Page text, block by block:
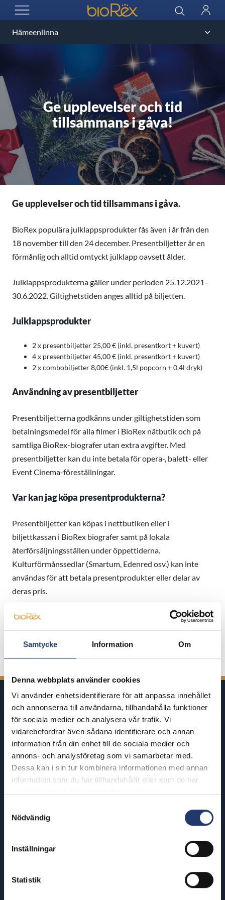
Samtycke Information Om
Denna webbplats använder cookies
Vi använder enhetsidentifierare för att anpassa innehållet
och annonserna till användarna, tillhandahålla funktioner
för sociala medier och analysera vår trafik. Vi
vidarebefordrar även sådana identifierare och annan
information från din enhet till de sociala medier och
annons- och analysföretag som vi samarbetar med.
Dessa kan i sin tur kombinera informationen med annan
information som du har tillhandahållit eller som de har
Nödvändig
Inställningar
Statistik
ÖPPNA MENYN
BioRex Cinemas Sök
Logga
Ge upplevelser och tid
tillsammans i gåva!
Ge upplevelser och tid tillsammans i gåva.
BioRex populära julklappsprodukter fås även i år från den
18 november till den 24 december. Presentbiljetter är en
förmånlig och alltid omtyckt julklapp oavsett ålder.
Julklappsprodukterna gäller under perioden 25.12.2021–
30.6.2022. Giltighetstiden anges alltid på biljetten.
Julklappsprodukter
2 x presentbiljetter 25,00 € (inkl. presentkort + kuvert)
4 x presentbiljetter 45,00 € (inkl. presentkort + kuvert)
2 x combobiljetter 8,00€ (inkl. 1,5l popcorn + 0,4l dryk)
Användning av presentbiljetter
Presentbiljetterna godkänns under giltighetstiden som
betalningsmedel för alla filmer i BioRex nätbutik och på
samtliga BioRex-biografer utan extra avgifter. Med
presentbiljetter kan du inte betala för opera-, balett- eller
Event Cinema-föreställningar.
Var kan jag köpa presentprodukterna?
Presentbiljetter kan köpas i nettbutiken eller i
biljettkassan i BioRex biografer samt på lokala
återförsäljningsställen under öppettiderna.
Kulturförmånssedlar (Smartum, Edenred osv.) kan inte
användas för att betala presentprodukter eller delar av
deras pris.
Försäljningstid för presentbiljetterna: 18.11–24.12.2021.
Presentbiljetternas giltighetstid är 25.12.2021–30.6.2022.
Utgångna biljetter byts inte ut/återlöses inte efter att
giltighetstiden gått ut.
BioRex har 12 biografer runt om i
Finland
BioRex Redi
Hyvinkää